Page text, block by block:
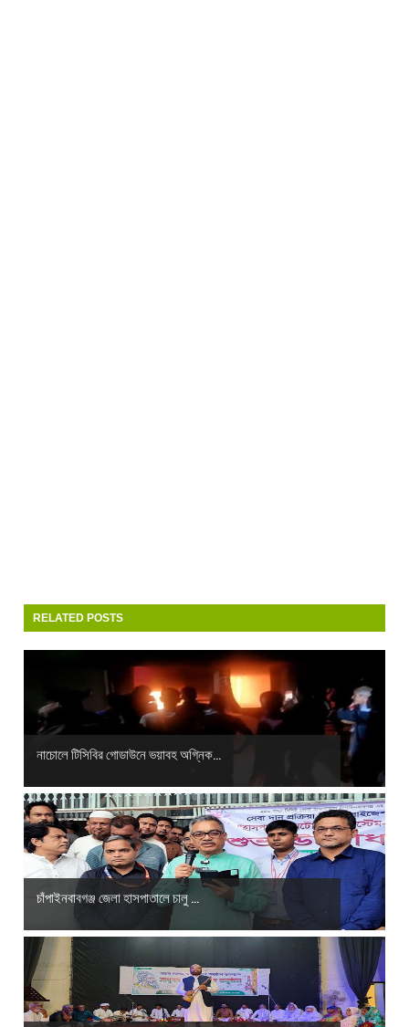
RELATED POSTS
নাচোলে টিসিবির গোডাউনে ভয়াবহ অগ্নিক...
চাঁপাইনবাবগঞ্জ জেলা হাসপাতালে চালু ...